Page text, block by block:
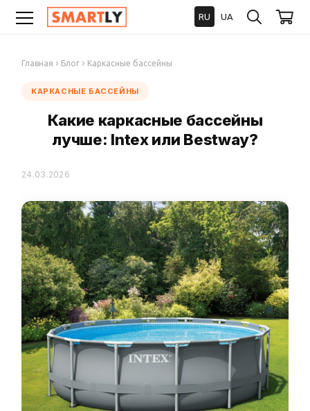
RU UA
Главная › Блог › Каркасные бассейны
КАРКАСНЫЕ БАССЕЙНЫ
Какие каркасные бассейны
лучше: Intex или Bestway?
24.03.2026